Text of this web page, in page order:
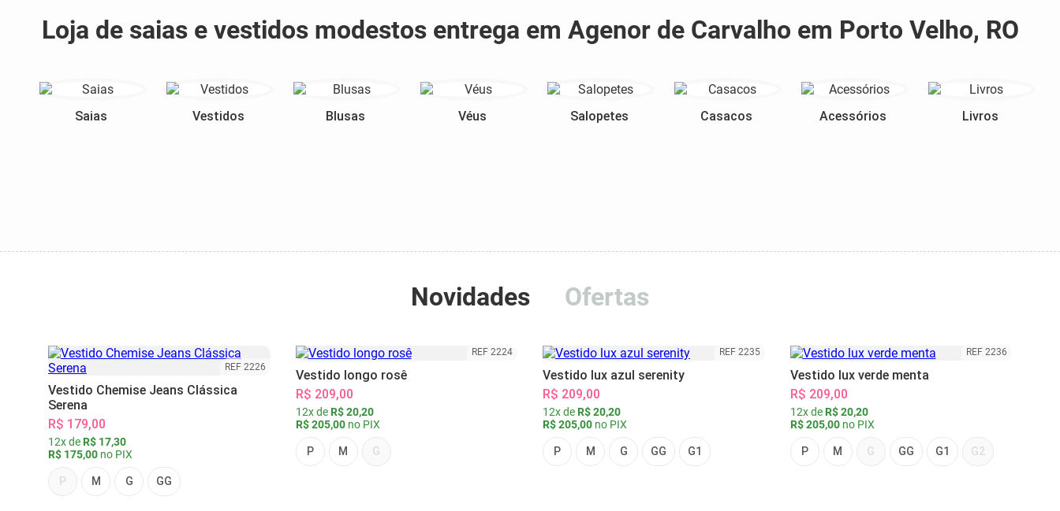
Loja de saias e vestidos modestos entrega em Agenor de Carvalho em Porto Velho, RO
Saias Vestidos Blusas Véus Salopetes Casacos Acessórios Livros
Novidades Ofertas
REF 2226
Vestido Chemise Jeans Clássica
Serena
R$ 179,00
12x de R$ 17,30
R$ 175,00 no PIX
P M G GG
REF 2224
Vestido longo rosê
R$ 209,00
12x de R$ 20,20
R$ 205,00no PIX
P M G
REF 2235
Vestido lux azul serenity
R$ 209,00
12x de R$ 20,20
R$ 205,00 no PIX
P M G GG G1
REF 2236
Vestido lux verde menta
R$ 209,00
12x de R$ 20,20
R$ 205,00no PIX
P M G GG G1 G2